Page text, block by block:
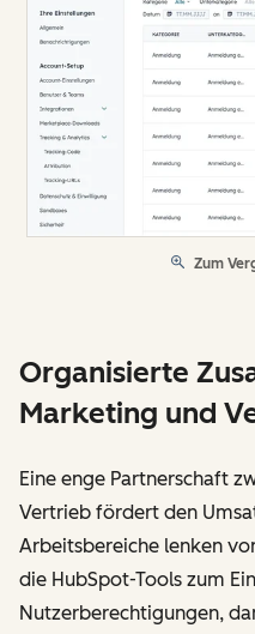
Zum
Organisierte
Marketing und
Eine enge Partnerschaft
Vertrieb fördert den
Arbeitsbereiche lenken
die HubSpot-Tools zum
Nutzerberechtigungen,